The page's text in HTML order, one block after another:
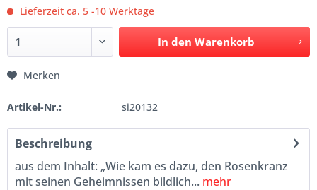
Lieferzeit ca. 5 -10 Werktage
In den Warenkorb
Merken
Artikel-Nr.: si20132
Beschreibung
aus dem Inhalt: „Wie kam es dazu, den Rosenkranz
mit seinen Geheimnissen bildlich... mehr